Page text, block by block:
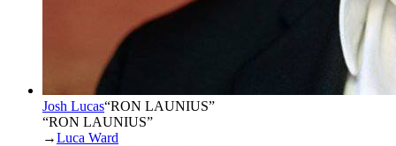
Josh Lucas“RON LAUNIUS”
“RON LAUNIUS”
→Luca Ward